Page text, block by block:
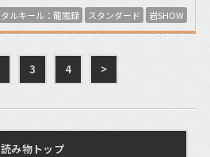
タルキール：龍嵐録 スタンダード 岩SHOW
3 4 >
読み物トップ